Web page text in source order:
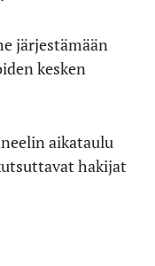
järjestämään
kesken
aikataulu
hakijat